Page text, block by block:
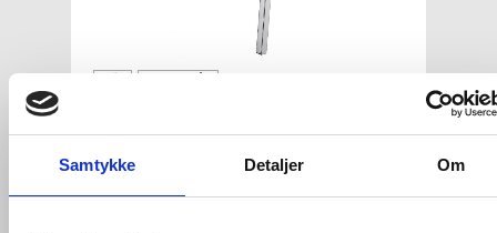
Samtykke Detaljer Om
Fås i 2 varianter
Antal
256,- Køb